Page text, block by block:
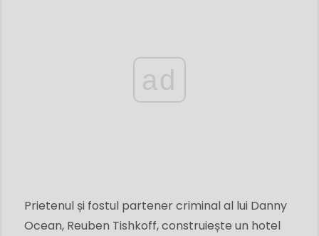
ad
Prietenul și fostul partener criminal al lui Danny
Ocean, Reuben Tishkoff, construiește un hotel